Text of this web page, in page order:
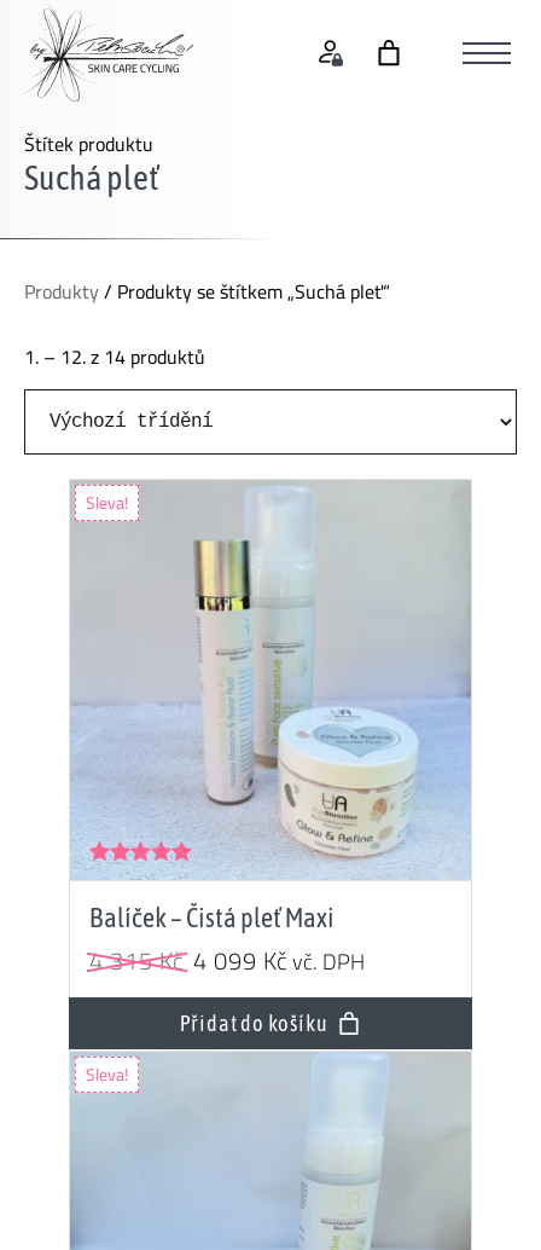
Štítek produktu
Suchá pleť
Produkty/ Produkty se štítkem „Suchá pleť“
1. – 12. z 14 produktů
Sleva!
Hodnocení
Balíček – Čistá pleť Maxi
4 315Kč Původní
cena
byla:
4
4 099 KčAktuální
cena
je:
4
vč. DPH
Přidat do košíku
Sleva!